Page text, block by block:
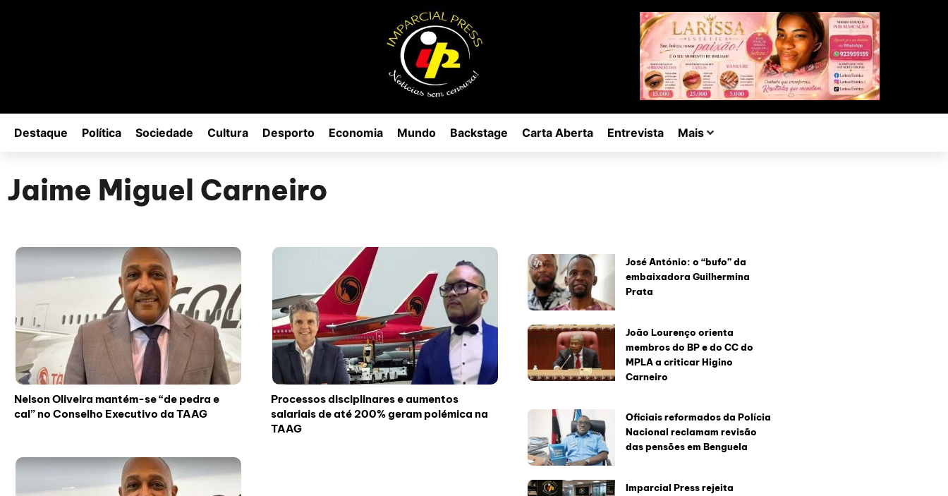
Destaque Política Sociedade Cultura Desporto Economia Mundo Backstage Carta Aberta Entrevista Mais
Jaime Miguel Carneiro
Nelson Oliveira mantém-se “de pedra e
cal” no Conselho Executivo da TAAG
Processos disciplinares e aumentos
salariais de até 200% geram polémica na
TAAG
José António: o “bufo” da
embaixadora Guilhermina
Prata
João Lourenço orienta
membros do BP e do CC do
MPLA a criticar Higino
Carneiro
Oficiais reformados da Polícia
Nacional reclamam revisão
das pensões em Benguela
Imparcial Press rejeita